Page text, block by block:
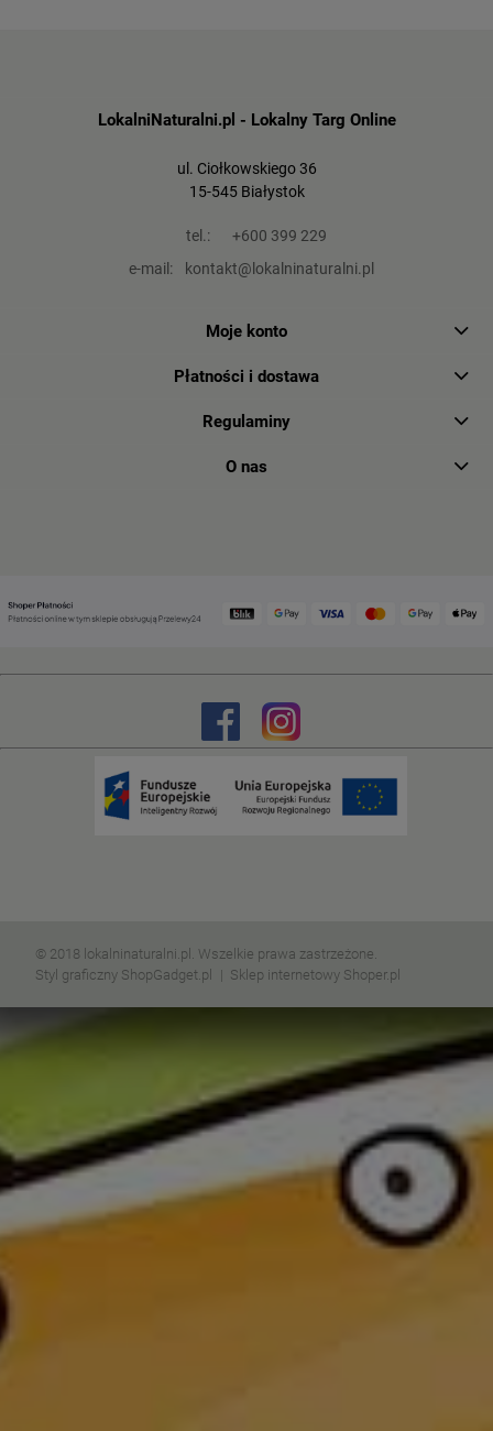
LokalniNaturalni.pl - Lokalny Targ Online
ul. Ciołkowskiego 36
15-545 Białystok
tel.:
+600 399 229
e-mail:
kontakt@lokalninaturalni.pl
Moje konto
Płatności i dostawa
Regulaminy
O nas
© 2018 lokalninaturalni.pl. Wszelkie prawa zastrzeżone.
Styl graficzny ShopGadget.pl
Sklep internetowy Shoper.pl